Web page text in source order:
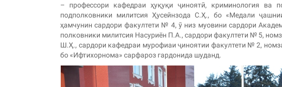
– профессори кафедраи ҳуқуқи ҷиноятӣ, криминология ва
подполковники милитсия Ҳусейнзода С.Ҳ., бо «Медали
ҳамчунин сардори факултети № 4, ӯ низ муовини сардори
полковники милитсия Насуриён П.А., сардори факултети № 5,
Ш.Ҳ., сардори кафедраи мурофиаи ҷиноятии факултети № 2,
бо «Ифтихорнома» сарфароз гардонида шуданд.